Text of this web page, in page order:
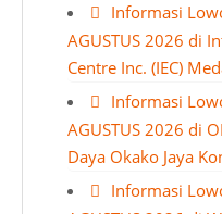
Informasi
AGUSTUS 2026 di
Centre Inc. (IEC)
Informasi
AGUSTUS 2026 di
Daya Okako Jaya
Informasi